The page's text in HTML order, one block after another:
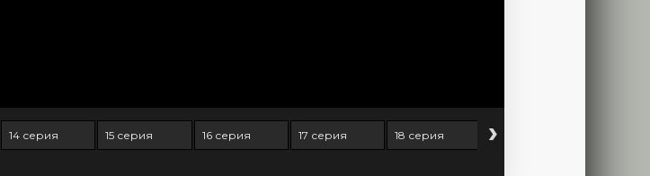
14 серия 15 серия 16 серия 17 серия 18 серия 19 серия
›